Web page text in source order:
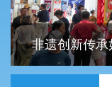
非遗创新传承